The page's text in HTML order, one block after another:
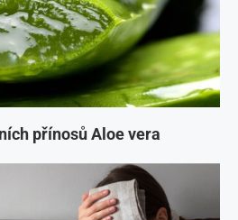
přínosů Aloe vera